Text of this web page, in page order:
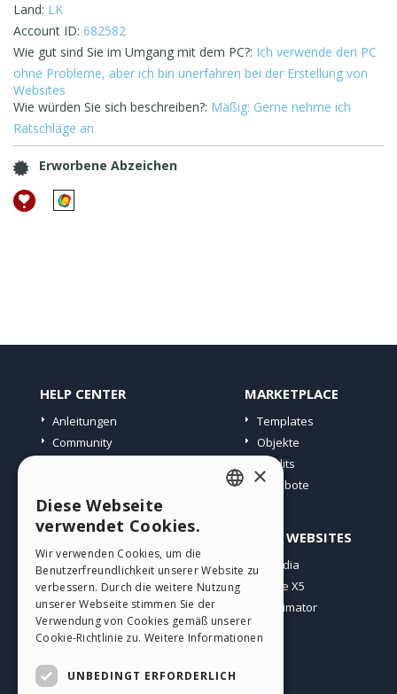
Land: LK
Account ID: 682582
Wie gut sind Sie im Umgang mit dem PC?: Ich verwende den PC
ohne Probleme, aber ich bin unerfahren bei der Erstellung von
Websites
Wie würden Sie sich beschreiben?: Mäßig: Gerne nehme ich
Ratschläge an
Erworbene Abzeichen
HELP CENTER
Anleitungen
Community
MARKETPLACE
Templates
Objekte
Credits
Angebote
PROFIL
Meine Beiträge
Meine Lizenz
Download
Webhosting
ANDERE WEBSITES
Incomedia
WebSite X5
WebAnimator
GERMAN
SPANISH
PORTUGUESE
×
Diese Webseite
verwendet Cookies.
Wir verwenden Cookies, um die
Benutzerfreundlichkeit unserer Website zu
verbessern. Durch die weitere Nutzung
unserer Webseite stimmen Sie der
Verwendung von Cookies gemäß unserer
Cookie-Richtlinie zu. Weitere Informationen
UNBEDINGT ERFORDERLICH